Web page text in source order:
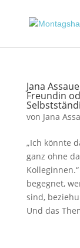
Jana
Freundin
von Jana
„Ich könnte
ganz ohne
begegnet,
sind,
Und das